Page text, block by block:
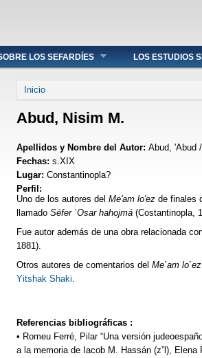
LOS SEFARDÍES LOS ESTUDIOS
Se encuentra usted aquí
Inicio
Abud, Nisim M.
Apellidos y Nombre del Autor: Abud, 'Abud
Fechas: s.XIX
Lugar: Constantinopla?
Perfil:
Uno de los autores del Me'am lo'ez de finales
llamado Séfer `Osar hahojmá (Costantinopla,
Fue autor además de una obra relacionada
1881).
Otros autores de comentarios del Me`am lo`ez
Yitshak Shaki.
Referencias bibliográficas :
• Romeu Ferré, Pilar “Una versión
a la memoria de Iacob M. Hassán (z”l),